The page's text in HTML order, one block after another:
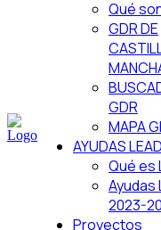
Qué
GDR DE
GDR
MAPA
AYUDAS
Qué es
Ayudas
2023-
Proyectos